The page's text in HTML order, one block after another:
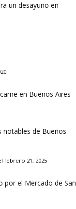
un desayuno en
en Buenos Aires
notables de Buenos
febrero 21, 2025
por el Mercado de San